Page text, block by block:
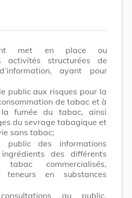
met en place ou
activités structurées de
ayant pour
public aux risques pour la
de tabac et à
la fumée du tabac, ainsi
du sevrage tabagique et
sans tabac;
des informations
des différents
commercialisés,
en substances
au public,